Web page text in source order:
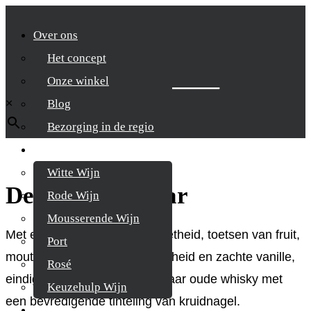
Over ons
Het concept
Onze winkel
Blog
Bezorging in de regio
Witte Wijn
Rode Wijn
Mousserende Wijn
Port
Rosé
Keuzehulp Wijn
Zoek je product
×
Deanston 12 year
Met een zachte en romige zoetheid, toetsen van fruit,
moutige honingachtige kruidigheid en zachte vanille,
eindigt deze knisperende 12 jaar oude whisky met
een bevredigende tinteling van kruidnagel.